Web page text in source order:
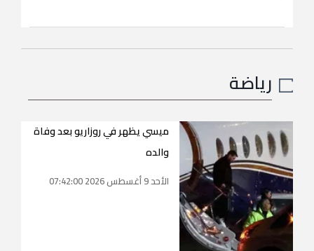
رياضة
ميسي يظهر في روزاريو بعد وفاة
والده
الأحد 9 أغسطس 2026 07:42:00